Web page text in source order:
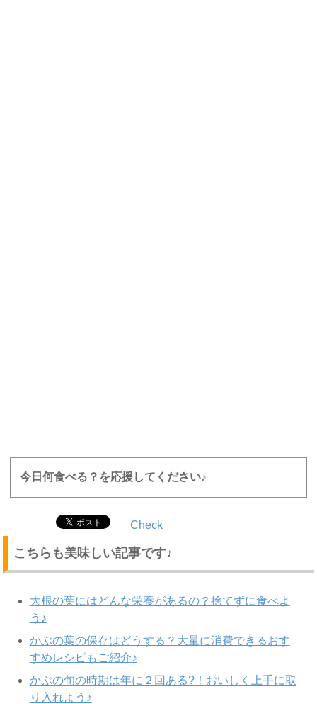
今日何食べる？を応援してください♪
Check
こちらも美味しい記事です♪
大根の葉にはどんな栄養があるの？捨てずに食べよ
う♪
かぶの葉の保存はどうする？大量に消費できるおす
すめレシピもご紹介♪
かぶの旬の時期は年に２回ある?！おいしく上手に取
り入れよう♪